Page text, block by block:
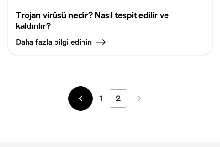
Trojan virüsü nedir? Nasıl tespit edilir ve
kaldırılır?
Daha fazla bilgi edinin
Daha
1 2
Daha